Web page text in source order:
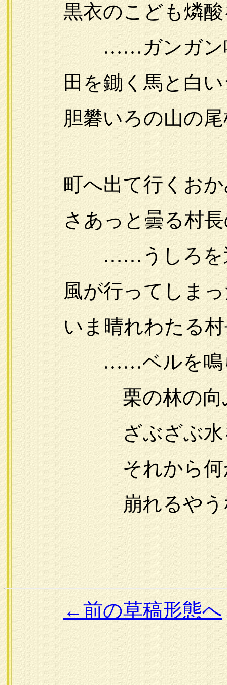
黒衣のこども燐酸
……ガンガン鳴ら
田を鋤く馬と白い
胆礬いろの山の尾
町へ出て行くおか
さあっと曇る村長
……うしろを過ぎ
風が行ってしまっ
いま晴れわたる村
……ベルを鳴らし
栗の林の向ふ
ざぶざぶ水を
それから何か
崩れるやうな
←前の草稿形態へ